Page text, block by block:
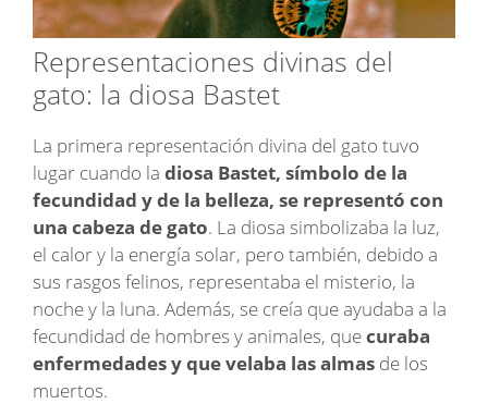
Representaciones divinas del
gato: la diosa Bastet
La primera representación divina del gato tuvo
lugar cuando la diosa Bastet, símbolo de la
fecundidad y de la belleza, se representó con
una cabeza de gato. La diosa simbolizaba la luz,
el calor y la energía solar, pero también, debido a
sus rasgos felinos, representaba el misterio, la
noche y la luna. Además, se creía que ayudaba a la
fecundidad de hombres y animales, quecuraba
enfermedades y que velaba las almas de los
muertos.